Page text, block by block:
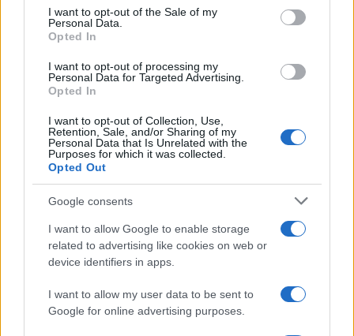
services and may gather and store information including but
not limited to your visit or usage behaviour. You may click to
grant or deny consent to Google and its third-party tags to
consent section.
I want to opt-out of the Sale of my
Personal Data.
Opted In
I want to opt-out of processing my
Personal Data for Targeted Advertising.
Opted In
I want to opt-out of Collection, Use,
Retention, Sale, and/or Sharing of my
Personal Data that Is Unrelated with the
Purposes for which it was collected.
Opted Out
Google consents
I want to allow Google to enable storage
related to advertising like cookies on web or
device identifiers in apps.
I want to allow my user data to be sent to
Google for online advertising purposes.